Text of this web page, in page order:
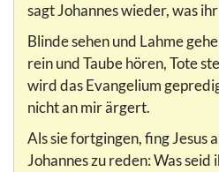
sagt Johannes wieder, was
Blinde sehen und Lahme
rein und Taube hören, Tote
wird das Evangelium
nicht an mir ärgert.
Als sie fortgingen, fing Jesus
Johannes zu reden: Was seid